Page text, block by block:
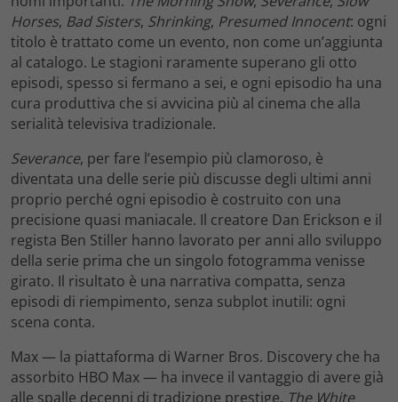
Horses, Bad Sisters, Shrinking, Presumed Innocent: ogni
titolo è trattato come un evento, non come un’aggiunta
al catalogo. Le stagioni raramente superano gli otto
episodi, spesso si fermano a sei, e ogni episodio ha una
cura produttiva che si avvicina più al cinema che alla
serialità televisiva tradizionale.
Severance, per fare l’esempio più clamoroso, è
diventata una delle serie più discusse degli ultimi anni
proprio perché ogni episodio è costruito con una
precisione quasi maniacale. Il creatore Dan Erickson e il
regista Ben Stiller hanno lavorato per anni allo sviluppo
della serie prima che un singolo fotogramma venisse
girato. Il risultato è una narrativa compatta, senza
episodi di riempimento, senza subplot inutili: ogni
scena conta.
Max — la piattaforma di Warner Bros. Discovery che ha
assorbito HBO Max — ha invece il vantaggio di avere già
alle spalle decenni di tradizione prestige. The White